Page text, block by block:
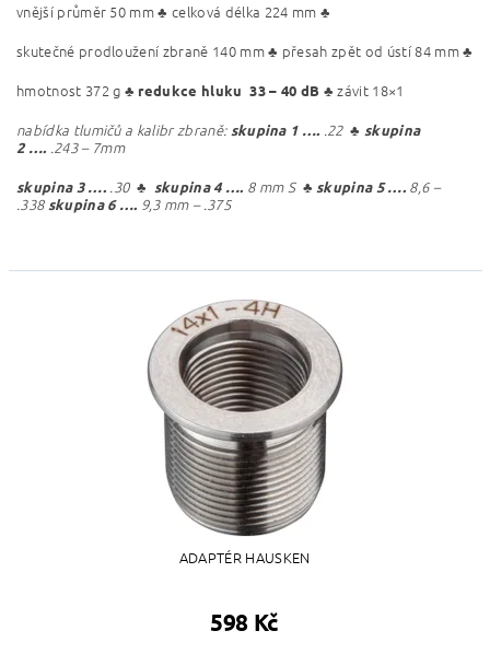
vnější průměr 50 mm ♣ celková délka 224 mm ♣
skutečné prodloužení zbraně 140 mm ♣ přesah zpět od ústí 84 mm ♣
hmotnost 372 g ♣ redukce hluku 33 – 40 dB ♣ závit 18×1
nabídka tlumičů a kalibr zbraně: skupina 1 …. .22 ♣ skupina
2 …. .243 – 7mm
skupina 3 …. .30 ♣ skupina 4 …. 8 mm S ♣ skupina 5 …. 8,6 –
.338 skupina 6 …. 9,3 mm – .375
ADAPTÉR HAUSKEN
598 Kč